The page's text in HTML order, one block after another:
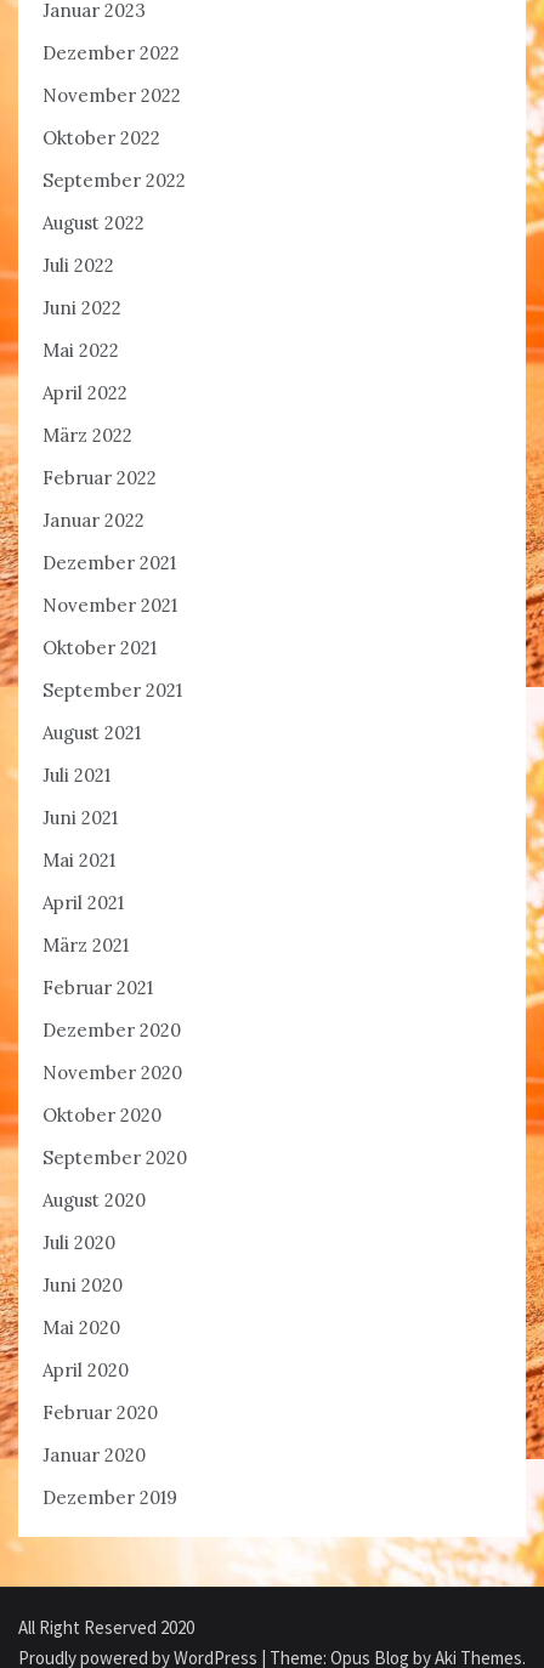
Januar 2023
Dezember 2022
November 2022
Oktober 2022
September 2022
August 2022
Juli 2022
Juni 2022
Mai 2022
April 2022
März 2022
Februar 2022
Januar 2022
Dezember 2021
November 2021
Oktober 2021
September 2021
August 2021
Juli 2021
Juni 2021
Mai 2021
April 2021
März 2021
Februar 2021
Dezember 2020
November 2020
Oktober 2020
September 2020
August 2020
Juli 2020
Juni 2020
Mai 2020
April 2020
Februar 2020
Januar 2020
Dezember 2019
All Right Reserved 2020
Proudly powered by WordPress | Theme: Opus Blog byAki Themes.